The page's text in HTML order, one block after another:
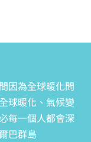
因為全球暖化問
球暖化、氣候變
每一個人都會深
巴群島